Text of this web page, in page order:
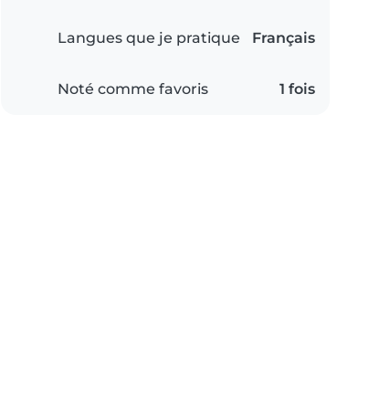
Langues que je pratique Français
Noté comme favoris 1 fois